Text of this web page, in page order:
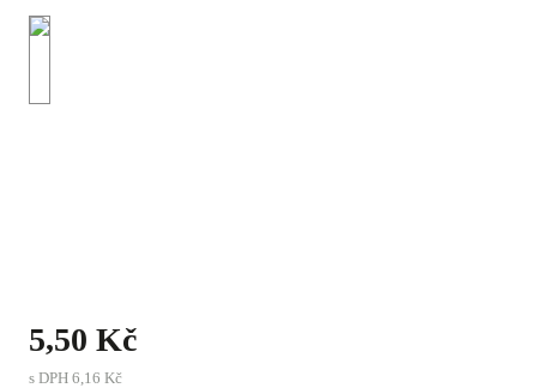
5,50 Kč
s DPH 6,16 Kč